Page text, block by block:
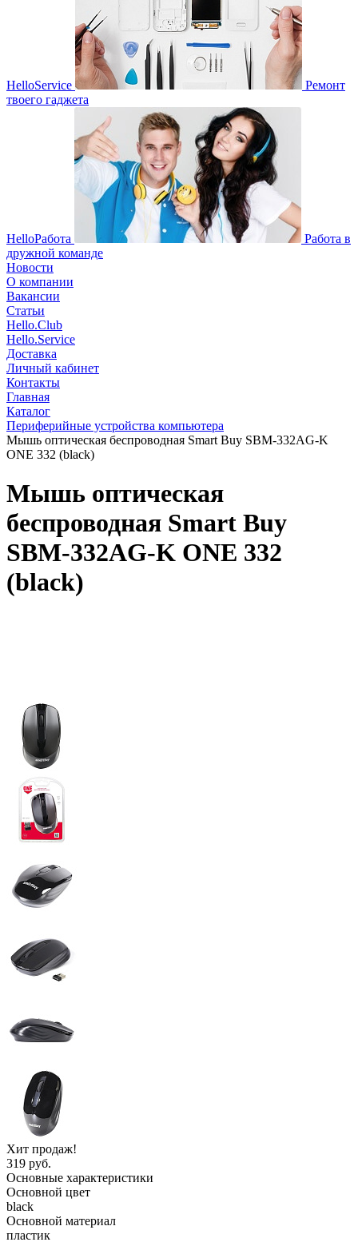
HelloService
Ремонт
твоего гаджета
HelloРабота
Работа в
дружной команде
Новости
О компании
Вакансии
Статьи
Hello.Club
Hello.Service
Доставка
Личный кабинет
Контакты
Главная
Каталог
Периферийные устройства компьютера
Мышь оптическая беспроводная Smart Buy SBM-332AG-K
ONE 332 (black)
Мышь оптическая
беспроводная Smart Buy
SBM-332AG-K ONE 332
(black)
Хит продаж!
319 руб.
Основные характеристики
Основной цвет
black
Основной материал
пластик